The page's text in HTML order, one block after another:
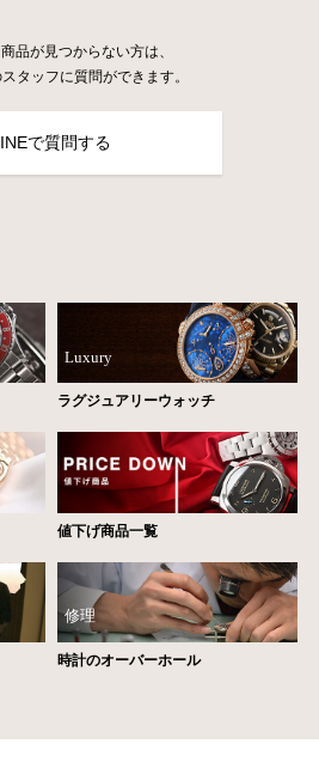
品が見つからない方は、
タッフに質問ができます。
で質問する
Luxury
ラグジュアリーウォッチ
値下げ商品一覧
修理
時計のオーバーホール